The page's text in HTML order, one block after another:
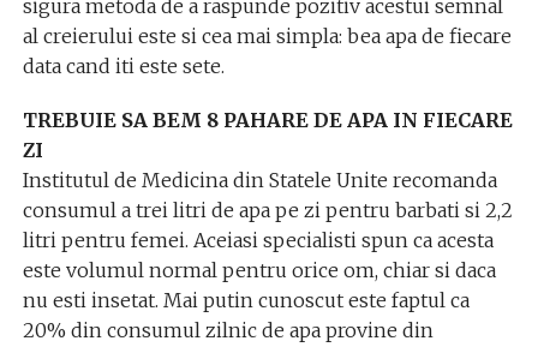
sigura metoda de a raspunde pozitiv acestui semnal
al creierului este si cea mai simpla: bea apa de fiecare
data cand iti este sete.
TREBUIE SA BEM 8 PAHARE DE APA IN FIECARE
ZI
Institutul de Medicina din Statele Unite recomanda
consumul a trei litri de apa pe zi pentru barbati si 2,2
litri pentru femei. Aceiasi specialisti spun ca acesta
este volumul normal pentru orice om, chiar si daca
nu esti insetat. Mai putin cunoscut este faptul ca
20% din consumul zilnic de apa provine din